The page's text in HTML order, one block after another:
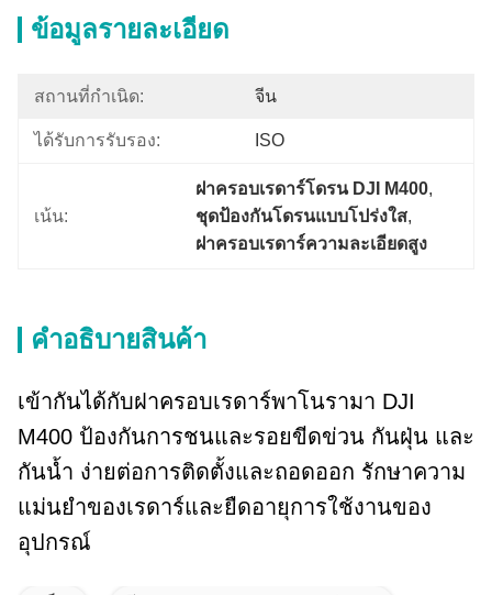
ข้อมูลรายละเอียด
สถานที่กำเนิด: จีน
ได้รับการรับรอง: ISO
เน้น:
ฝาครอบเรดาร์โดรน DJI M400,
ชุดป้องกันโดรนแบบโปร่งใส,
ฝาครอบเรดาร์ความละเอียดสูง
คําอธิบายสินค้า
เข้ากันได้กับฝาครอบเรดาร์พาโนรามา DJI
M400 ป้องกันการชนและรอยขีดข่วน กันฝุ่น และ
กันน้ำ ง่ายต่อการติดตั้งและถอดออก รักษาความ
แม่นยำของเรดาร์และยืดอายุการใช้งานของ
อุปกรณ์